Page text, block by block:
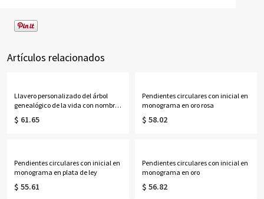
Artículos relacionados
Llavero personalizado del árbol
genealógico de la vida con nombres
de 1 a 13 niños
$ 61.65
Pendientes circulares con inicial en
monograma en oro rosa
$ 58.02
Pendientes circulares con inicial en
monograma en plata de ley
$ 55.61
Pendientes circulares con inicial en
monograma en oro
$ 56.82